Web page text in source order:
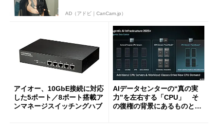
AD（アドビ｜CanCam.jp）
アイオー、10GbE接続に対応
した5ポート／8ポート搭載ア
ンマネージスイッチングハブ
AIデータセンターの“真の実
力”を左右する「CPU」 そ
の復権の背景にあるものと